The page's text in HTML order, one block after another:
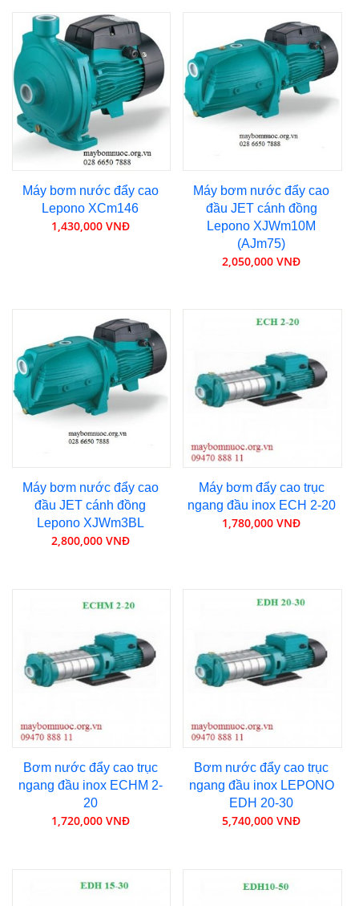
Máy bơm nước đẩy cao
Lepono XCm146
1,430,000 VNĐ
Máy bơm nước đẩy cao
đầu JET cánh đồng
Lepono XJWm10M
(AJm75)
2,050,000 VNĐ
Máy bơm nước đẩy cao
đầu JET cánh đồng
Lepono XJWm3BL
2,800,000 VNĐ
Máy bơm đẩy cao trục
ngang đầu inox ECH 2-20
1,780,000 VNĐ
Bơm nước đẩy cao trục
ngang đầu inox ECHM 2-
20
1,720,000 VNĐ
Bơm nước đẩy cao trục
ngang đầu inox LEPONO
EDH 20-30
5,740,000 VNĐ